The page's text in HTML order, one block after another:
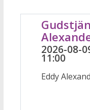
2026-08-
11:00
Eddy